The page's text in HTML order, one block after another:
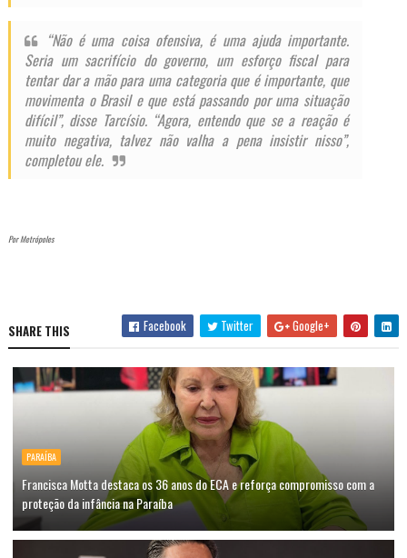
“Não é uma coisa ofensiva, é uma ajuda importante.
Seria um sacrifício do governo, um esforço fiscal para
tentar dar a mão para uma categoria que é importante, que
movimenta o Brasil e que está passando por uma situação
difícil”, disse Tarcísio. “Agora, entendo que se a reação é
muito negativa, talvez não valha a pena insistir nisso”,
completou ele.
Por Metrópoles
SHARE THIS Facebook Twitter Google+
PARAÍBA
Francisca Motta destaca os 36 anos do ECA e reforça compromisso com a
proteção da infância na Paraíba